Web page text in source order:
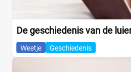
De geschiedenis van de
Weetje Geschiedenis